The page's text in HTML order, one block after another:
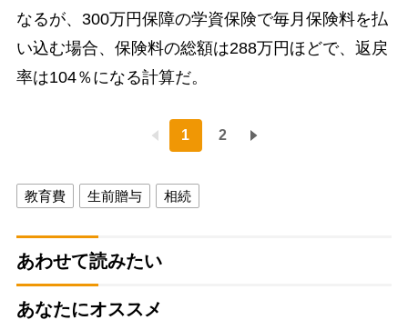
なるが、300万円保障の学資保険で毎月保険料を払
い込む場合、保険料の総額は288万円ほどで、返戻
率は104％になる計算だ。
1 2
教育費 生前贈与 相続
あわせて読みたい
あなたにオススメ